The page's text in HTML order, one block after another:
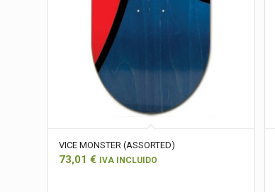
VICE MONSTER (ASSORTED)
73,01 € IVA INCLUIDO